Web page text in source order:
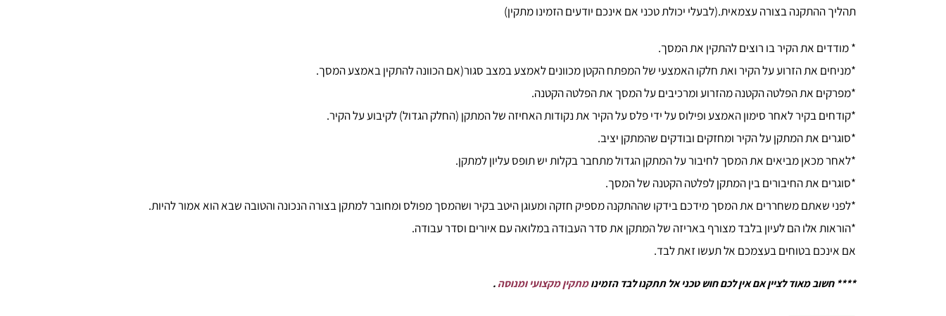
תהליך ההתקנה בצורה עצמאית.(לבעלי יכולת טכני אם אינכם יודעים הזמינו מתקין)
* מודדים את הקיר בו רוצים להתקין את המסך.
*מניחים את הזרוע על הקיר ואת חלקו האמצעי של המפתח הקטן מכוונים לאמצע במצב סגור(אם הכוונה להתקין באמצע המסך.
*מפרקים את הפלטה הקטנה מהזרוע ומרכיבים על המסך את הפלטה הקטנה.
*קודחים בקיר לאחר סימון האמצע ופילוס על ידי פלס על הקיר את נקודות האחיזה של המתקן (החלק הגדול) לקיבוע על הקיר.
*סוגרים את המתקן על הקיר ומחזקים ובודקים שהמתקן יציב.
*לאחר מכאן מביאים את המסך לחיבור על המתקן הגדול מתחבר בקלות יש תופס עליון למתקן.
*סוגרים את החיבורים בין המתקן לפלטה הקטנה של המסך.
*לפני שאתם משחררים את המסך מידכם בידקו שההתקנה מספיק חזקה ומעוגן היטב בקיר ושהמסך מפולס ומחובר למתקן בצורה הנכונה והטובה שבא הוא אמור להיות.
*הוראות אלו הם לעיון בלבד מצורף באריזה של המתקן את סדר העבודה במלואה עם איורים וסדר עבודה.
אם אינכם בטוחים בעצמכם אל תעשו זאת לבד.
**** חשוב מאוד לציין אם אין לכם חוש טכני אל תתקנו לבד הזמינומתקין מקצועי ומנוסה.